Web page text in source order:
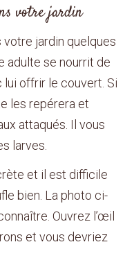
votre jardin
jardin quelques
adulte se nourrit de
lui offrir le couvert. Si
les repérera et
attaqués. Il vous
larves.
et il est difficile
bien. La photo ci-
Ouvrez l’œil
et vous devriez